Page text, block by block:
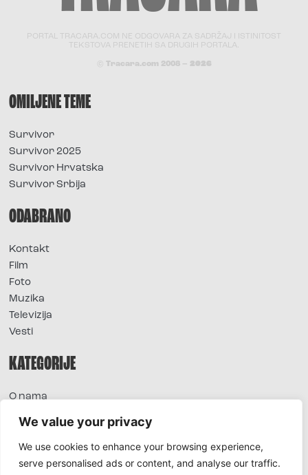
We value your privacy
We use cookies to enhance your browsing experience,
serve personalised ads or content, and analyse our traffic.
PORTAL TRACARA.COM NE ODGOVARA ZA SADRŽAJ I ISTINITOST
TEKSTOVA PRENETIH SA DRUGIH PORTALA.
© Tracara.com 2008 – 2026
OMILJENE TEME
Survivor
Survivor 2025
Survivor Hrvatska
Survivor Srbija
ODABRANO
Kontakt
Film
Foto
Muzika
Televizija
Vesti
KATEGORIJE
O nama
Extra
Foto
Moda